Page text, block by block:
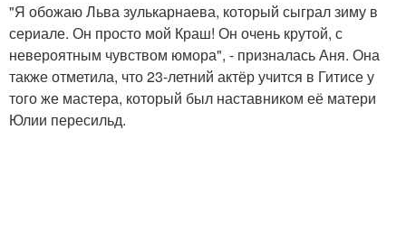
"Я обожаю Льва зулькарнаева, который сыграл зиму в
сериале. Он просто мой Краш! Он очень крутой, с
невероятным чувством юмора", - призналась Аня. Она
также отметила, что 23-летний актёр учится в Гитисе у
того же мастера, который был наставником её матери
Юлии пересильд.